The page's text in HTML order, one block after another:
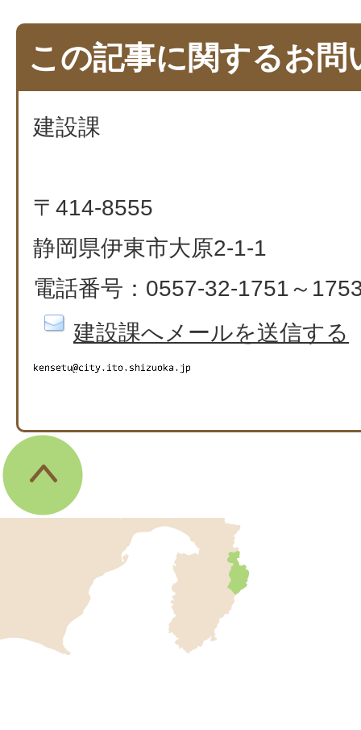
この記事に関するお問
建設課
〒414-8555
静岡県伊東市大原2-1-1
電話番号：0557-32-1751～
建設課へメールを送信する